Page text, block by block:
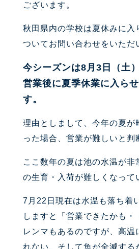
ございます。
秋田県内の学校は夏休みに入
ついてお問い合わせをいただ
今シーズンは8月3日（土
営業後に夏季休業に入ら
す。
理由としまして、今年の夏が
った場合、営業が難しいと判
ここ数年の夏は池の水温が非
の生育・入荷が難しくなって
7月22日現在は水温も落ち着
しますと「営業できたかも・
レンマもあるのですが、高温
れない、そして魚が全滅する